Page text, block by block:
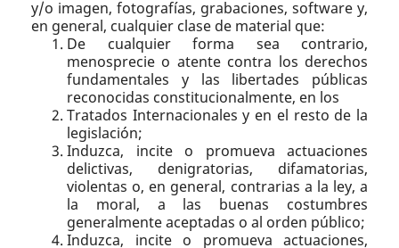
y/o imagen, fotografías, grabaciones, software y,
en general, cualquier clase de material que:
De cualquier forma sea contrario,
menosprecie o atente contra los derechos
fundamentales y las libertades públicas
reconocidas constitucionalmente, en los
Tratados Internacionales y en el resto de la
legislación;
Induzca, incite o promueva actuaciones
delictivas, denigratorias, difamatorias,
violentas o, en general, contrarias a la ley, a
la moral, a las buenas costumbres
generalmente aceptadas o al orden público;
Induzca, incite o promueva actuaciones,